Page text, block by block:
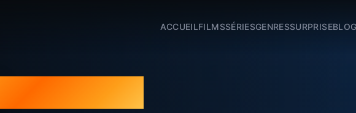
ACCUEILFILMSSÉRIESGENRESSURPRISE